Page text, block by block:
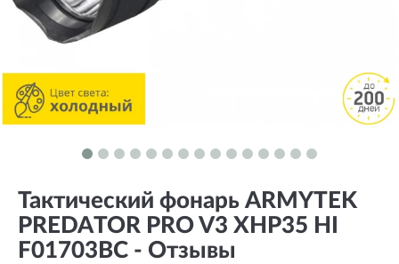
Тактический фонарь ARMYTEK
PREDATOR PRO V3 XHP35 HI
F01703BC - Отзывы